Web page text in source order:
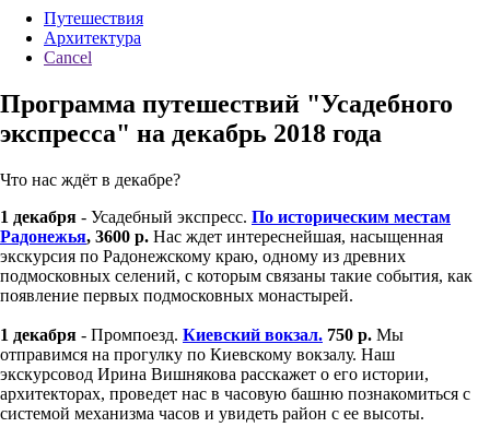
Путешествия
Архитектура
Cancel
Программа путешествий "Усадебного
экспресса" на декабрь 2018 года
Что нас ждёт в декабре?
1 декабря - Усадебный экспресс. По историческим местам
Радонежья, 3600 р. Нас ждет интереснейшая, насыщенная
экскурсия по Радонежскому краю, одному из древних
подмосковных селений, с которым связаны такие события, как
появление первых подмосковных монастырей.
1 декабря - Промпоезд. Киевский вокзал. 750 р. Мы
отправимся на прогулку по Киевскому вокзалу. Наш
экскурсовод Ирина Вишнякова расскажет о его истории,
архитекторах, проведет нас в часовую башню познакомиться с
системой механизма часов и увидеть район с ее высоты.